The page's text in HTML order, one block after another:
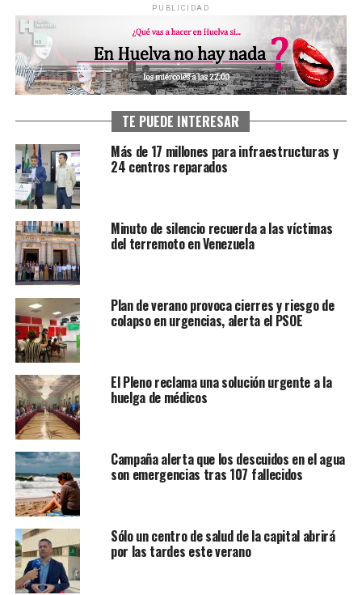
PUBLICIDAD
TE PUEDE INTERESAR
Más de 17 millones para infraestructuras y
24 centros reparados
Minuto de silencio recuerda a las víctimas
del terremoto en Venezuela
Plan de verano provoca cierres y riesgo de
colapso en urgencias, alerta el PSOE
El Pleno reclama una solución urgente a la
huelga de médicos
Campaña alerta que los descuidos en el agua
son emergencias tras 107 fallecidos
Sólo un centro de salud de la capital abrirá
por las tardes este verano